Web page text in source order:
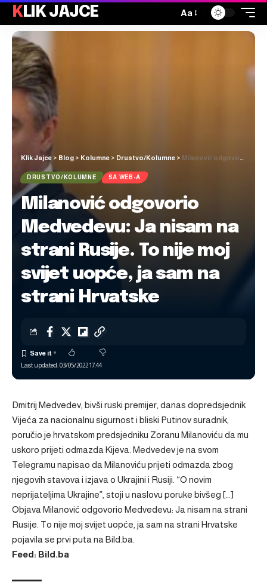
KLIK JAJCE Aa
Klik Jajce > Blog > Kolumne > Drustvo/Kolumne > Milanović odgovorio Medvedevu: Ja nisam na strani Rusije. To nije moj svijet uopće, ja sam na strani Hrvatske
DRUSTVO/KOLUMNE SA WEB-A
Milanović odgovorio
Medvedevu: Ja nisam na
strani Rusije. To nije moj
svijet uopće, ja sam na
strani Hrvatske
Last updated: 03/05/2022 17:44
Dmitrij Medvedev, bivši ruski premijer, danas dopredsjednik
Vijeća za nacionalnu sigurnost i bliski Putinov suradnik,
poručio je hrvatskom predsjedniku Zoranu Milanoviću da mu
uskoro prijeti odmazda Kijeva. Medvedev je na svom
Telegramu napisao da Milanoviću prijeti odmazda zbog
njegovih stavova i izjava o Ukrajini i Rusiji. “O novim
neprijateljima Ukrajine”, stoji u naslovu poruke bivšeg […]
Objava Milanović odgovorio Medvedevu: Ja nisam na strani
Rusije. To nije moj svijet uopće, ja sam na strani Hrvatske
pojavila se prvi puta na Bild.ba
Feed: Bild.ba